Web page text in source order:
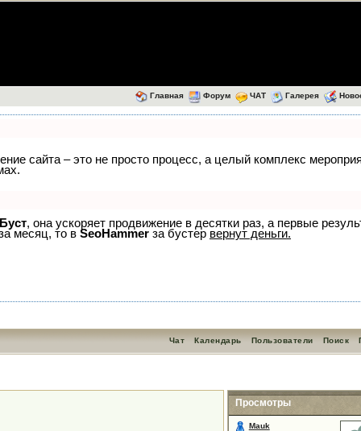
Главная Форум ЧАТ Галерея
сайта – это не просто процесс, а целый комплекс
Буст, она ускоряет продвижение в десятки раз, а первые
месяц, то в SeoHammer за бустер вернут деньги.
Поиск
Пользователи
Календарь
Чат
Просмотры
Mauk